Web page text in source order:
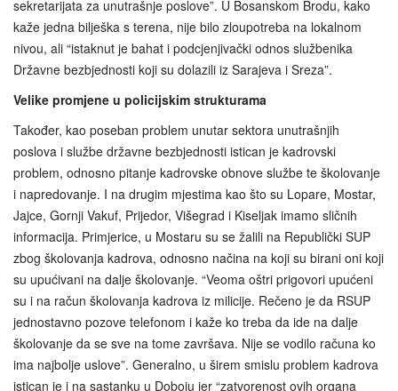
sekretarijata za unutrašnje poslove”. U Bosanskom Brodu, kako
kaže jedna bilješka s terena, nije bilo zloupotreba na lokalnom
nivou, ali “istaknut je bahat i podcjenjivački odnos službenika
Državne bezbjednosti koji su dolazili iz Sarajeva i Sreza”.
Velike promjene u policijskim strukturama
Također, kao poseban problem unutar sektora unutrašnjih
poslova i službe državne bezbjednosti istican je kadrovski
problem, odnosno pitanje kadrovske obnove službe te školovanje
i napredovanje. I na drugim mjestima kao što su Lopare, Mostar,
Jajce, Gornji Vakuf, Prijedor, Višegrad i Kiseljak imamo sličnih
informacija. Primjerice, u Mostaru su se žalili na Republički SUP
zbog školovanja kadrova, odnosno načina na koji su birani oni koji
su upućivani na dalje školovanje. “Veoma oštri prigovori upućeni
su i na račun školovanja kadrova iz milicije. Rečeno je da RSUP
jednostavno pozove telefonom i kaže ko treba da ide na dalje
školovanje da se sve na tome završava. Nije se vodilo računa ko
ima najbolje uslove”. Generalno, u širem smislu problem kadrova
istican je i na sastanku u Doboju jer “zatvorenost ovih organa